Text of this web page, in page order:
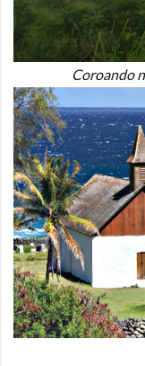
Coroando